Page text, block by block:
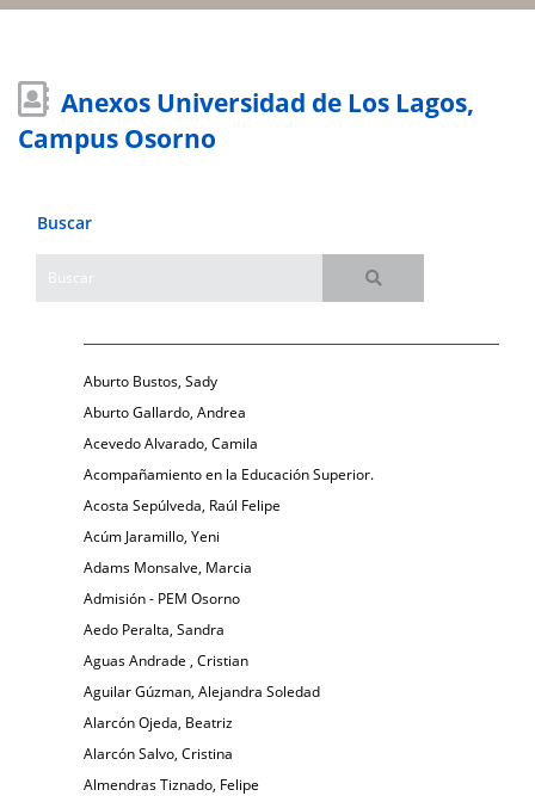
Anexos Universidad de Los Lagos,
Campus Osorno
Buscar
Aburto Bustos, Sady
Aburto Gallardo, Andrea
Acevedo Alvarado, Camila
Acompañamiento en la Educación Superior.
Acosta Sepúlveda, Raúl Felipe
Acúm Jaramillo, Yeni
Adams Monsalve, Marcia
Admisión - PEM Osorno
Aedo Peralta, Sandra
Aguas Andrade , Cristian
Aguilar Gúzman, Alejandra Soledad
Alarcón Ojeda, Beatriz
Alarcón Salvo, Cristina
Almendras Tiznado, Felipe